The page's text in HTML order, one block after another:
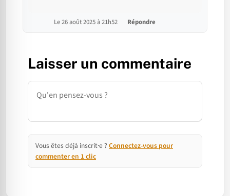
Le 26 août 2025 à 21h52 Répondre
Laisser un commentaire
Commentaire
Vous êtes déjà inscrit·e ? Connectez-vous pour
commenter en 1 clic